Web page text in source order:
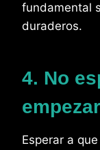
fundamental
duraderos.
4. No
empezar
Esperar a